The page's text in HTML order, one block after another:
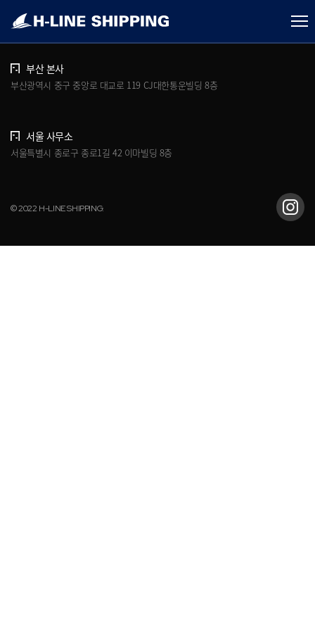
개인정보처리방침 브로슈어 다운로드
부산 본사
부산광역시 중구 중앙로 대교로 119 CJ대한통운빌딩 8층
서울 사무소
서울특별시 종로구 종로1길 42 이마빌딩 8층
© 2022 H-LINE SHIPPING.